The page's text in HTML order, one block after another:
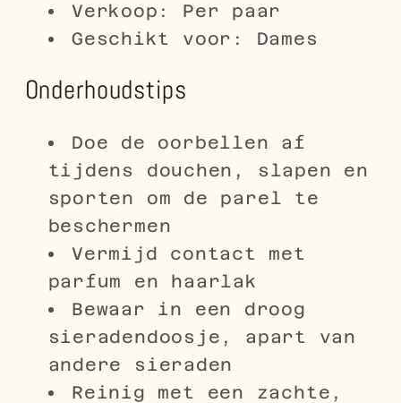
Verkoop: Per paar
Geschikt voor: Dames
Onderhoudstips
Doe de oorbellen af
tijdens douchen, slapen en
sporten om de parel te
beschermen
Vermijd contact met
parfum en haarlak
Bewaar in een droog
sieradendoosje, apart van
andere sieraden
Reinig met een zachte,